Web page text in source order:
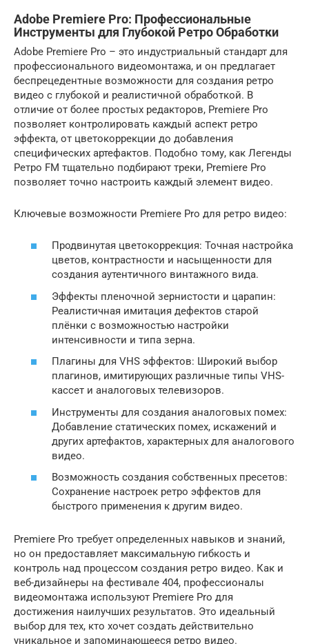
Adobe Premiere Pro: Профессиональные
Инструменты для Глубокой Ретро Обработки
Adobe Premiere Pro – это индустриальный стандарт для
профессионального видеомонтажа, и он предлагает
беспрецедентные возможности для создания ретро
видео с глубокой и реалистичной обработкой. В
отличие от более простых редакторов, Premiere Pro
позволяет контролировать каждый аспект ретро
эффекта, от цветокоррекции до добавления
специфических артефактов. Подобно тому, как Легенды
Ретро FM тщательно подбирают треки, Premiere Pro
позволяет точно настроить каждый элемент видео.
Ключевые возможности Premiere Pro для ретро видео:
Продвинутая цветокоррекция: Точная настройка
цветов, контрастности и насыщенности для
создания аутентичного винтажного вида.
Эффекты пленочной зернистости и царапин:
Реалистичная имитация дефектов старой
плёнки с возможностью настройки
интенсивности и типа зерна.
Плагины для VHS эффектов: Широкий выбор
плагинов, имитирующих различные типы VHS-
кассет и аналоговых телевизоров.
Инструменты для создания аналоговых помех:
Добавление статических помех, искажений и
других артефактов, характерных для аналогового
видео.
Возможность создания собственных пресетов:
Сохранение настроек ретро эффектов для
быстрого применения к другим видео.
Premiere Pro требует определенных навыков и знаний,
но он предоставляет максимальную гибкость и
контроль над процессом создания ретро видео. Как и
веб-дизайнеры на фестивале 404, профессионалы
видеомонтажа используют Premiere Pro для
достижения наилучших результатов. Это идеальный
выбор для тех, кто хочет создать действительно
уникальное и запоминающееся ретро видео.